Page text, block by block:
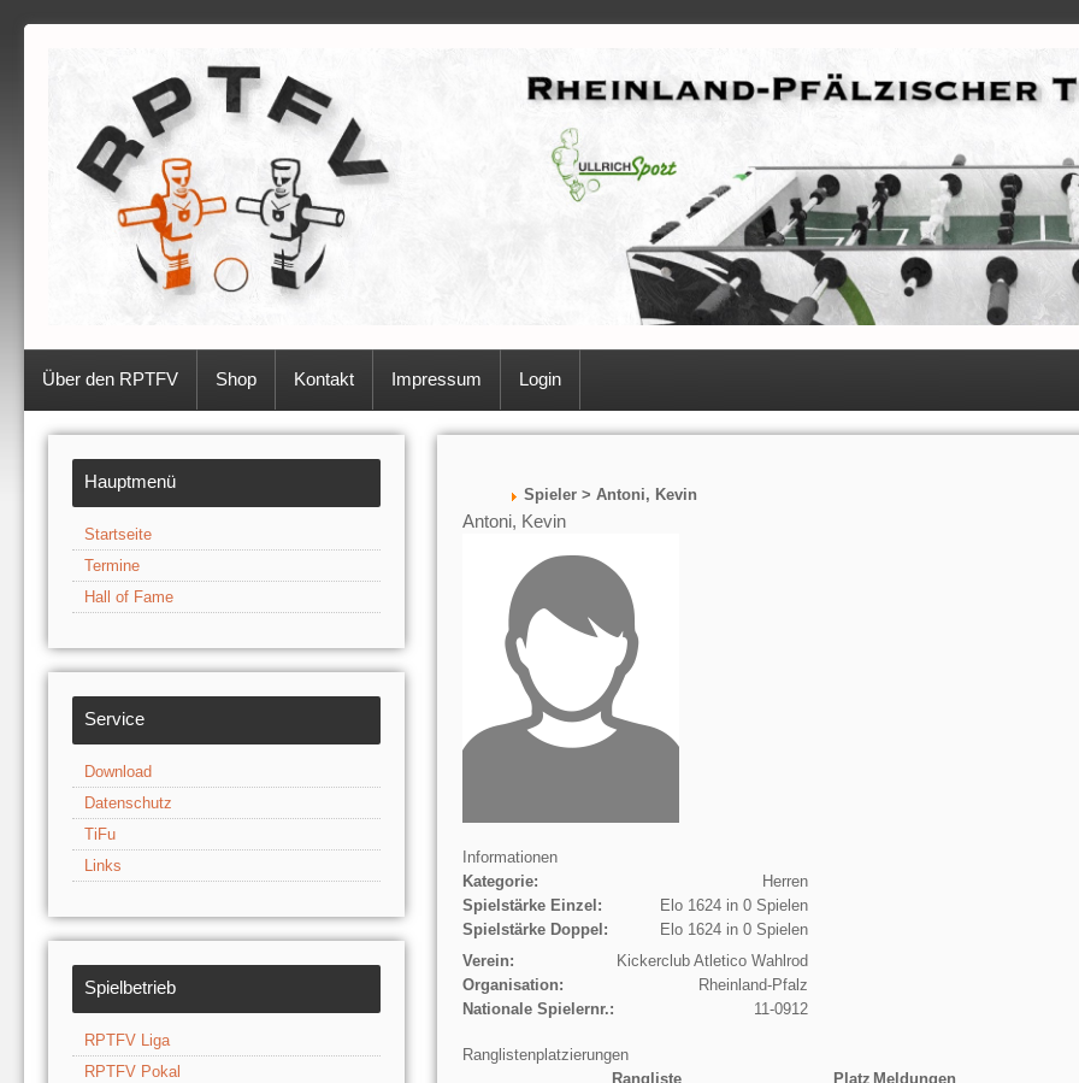
Über den RPTFV Shop Kontakt Impressum Login
Hauptmenü
Startseite
Termine
Hall of Fame
Service
Download
Datenschutz
TiFu
Links
Spielbetrieb
RPTFV Liga
RPTFV Pokal
Spieler > Antoni, Kevin
Antoni, Kevin
Informationen
Kategorie:
Herren
Spielstärke Einzel:
Elo 1624 in 0 Spielen
Spielstärke Doppel:
Elo 1624 in 0 Spielen
Verein:
Kickerclub Atletico Wahlrod
Organisation:
Rheinland-Pfalz
Nationale Spielernr.:
11-0912
Ranglistenplatzierungen
Rangliste
Platz Meldungen